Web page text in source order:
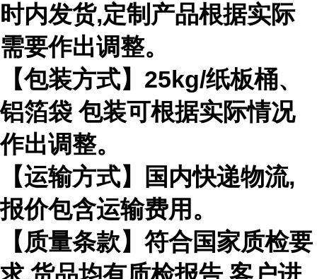
时内发货,定制产品根据实际
需要作出调整。
【包装方式】25kg/纸板桶、
铝箔袋 包装可根据实际情况
作出调整。
【运输方式】国内快递物流,
报价包含运输费用。
【质量条款】符合国家质检要